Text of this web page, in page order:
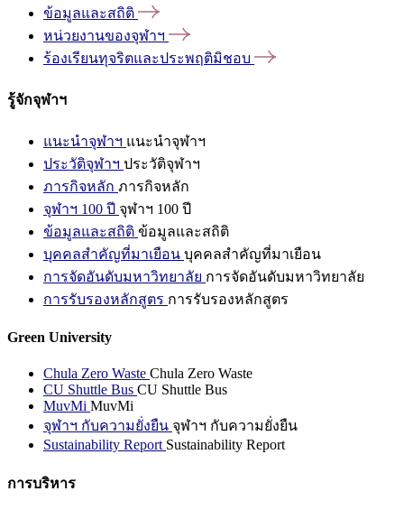
ข้อมูลและสถิติ
หน่วยงานของจุฬาฯ
ร้องเรียนทุจริตและประพฤติมิชอบ
รู้จักจุฬาฯ
แนะนำจุฬาฯ แนะนำจุฬาฯ
ประวัติจุฬาฯ ประวัติจุฬาฯ
ภารกิจหลัก ภารกิจหลัก
จุฬาฯ 100 ปี จุฬาฯ 100 ปี
ข้อมูลและสถิติ ข้อมูลและสถิติ
บุคคลสำคัญที่มาเยือน บุคคลสำคัญที่มาเยือน
การจัดอันดับมหาวิทยาลัย การจัดอันดับมหาวิทยาลัย
การรับรองหลักสูตร การรับรองหลักสูตร
Green University
Chula Zero Waste Chula Zero Waste
CU Shuttle Bus CU Shuttle Bus
MuvMi MuvMi
จุฬาฯ กับความยั่งยืน จุฬาฯ กับความยั่งยืน
Sustainability Report Sustainability Report
การบริหาร